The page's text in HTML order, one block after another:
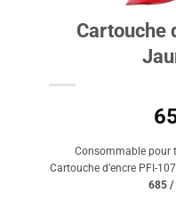
Cartouche
Consommable pour
Cartouche d’encre PFI-
685 /